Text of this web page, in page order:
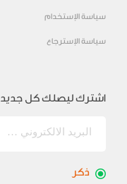
سياسة الإستخدام
سياسة الإسترجاع
اشترك ليصلك كل جديد
ذكر